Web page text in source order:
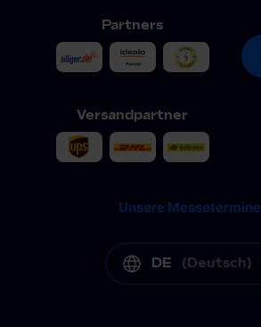
Partners
Versandpartner
Unsere Messetermine
DE (Deutsch)